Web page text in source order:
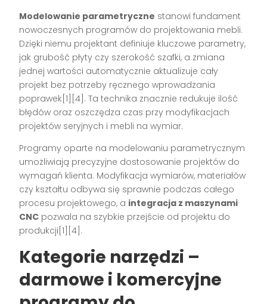
Modelowanie parametryczne stanowi fundament
nowoczesnych programów do projektowania mebli.
Dzięki niemu projektant definiuje kluczowe parametry,
jak grubość płyty czy szerokość szafki, a zmiana
jednej wartości automatycznie aktualizuje cały
projekt bez potrzeby ręcznego wprowadzania
poprawek[1][4]. Ta technika znacznie redukuje ilość
błędów oraz oszczędza czas przy modyfikacjach
projektów seryjnych i mebli na wymiar.
Programy oparte na modelowaniu parametrycznym
umożliwiają precyzyjne dostosowanie projektów do
wymagań klienta. Modyfikacja wymiarów, materiałów
czy kształtu odbywa się sprawnie podczas całego
procesu projektowego, a integracja z maszynami
CNC pozwala na szybkie przejście od projektu do
produkcji[1][4].
Kategorie narzędzi –
darmowe i komercyjne